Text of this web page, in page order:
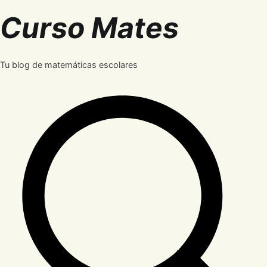
al
contenido
Curso Mates
Tu blog de matemáticas escolares